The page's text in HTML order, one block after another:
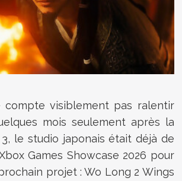
compte visiblement pas ralentir
mois seulement après la
le studio japonais était déjà de
Games Showcase 2026 pour
projet : Wo Long 2 Wings